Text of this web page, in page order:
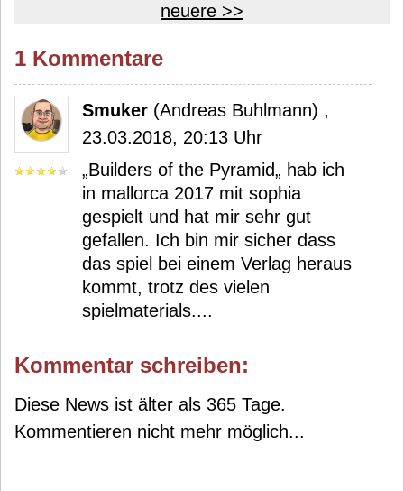
neuere >>
1 Kommentare
Smuker (Andreas Buhlmann) ,
23.03.2018, 20:13 Uhr
„Builders of the Pyramid„ hab ich
in mallorca 2017 mit sophia
gespielt und hat mir sehr gut
gefallen. Ich bin mir sicher dass
das spiel bei einem Verlag heraus
kommt, trotz des vielen
spielmaterials....
Kommentar schreiben:
Diese News ist älter als 365 Tage.
Kommentieren nicht mehr möglich...